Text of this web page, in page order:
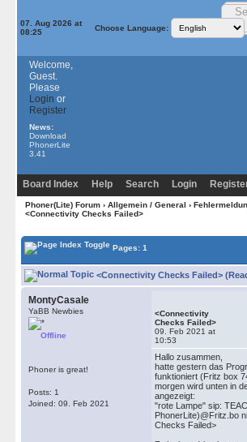
07. Aug 2026 at
08:25
Choose Language:
Welcome,
Guest.
Please
Login or
Register
News:
Download
PhonerLite
3.41
Board Index Help Search Login
Phoner(Lite) Forum› Allgemein / General ›
<Connectivity Checks Failed>
Pages: 1
<Connectivity Checks Failed>
MontyCasale
YaBB Newbies
Offline
Phoner is great!
Posts: 1
Joined: 09. Feb 2021
<Connectivity
Checks Failed>
09. Feb 2021 at
10:53
Hallo zusammen,
hatte gestern das
funktioniert (Fritz box
morgen wird unten in
angezeigt:
"rote Lampe" sip:
PhonerLite)@Fritz.bo
Checks Failed>